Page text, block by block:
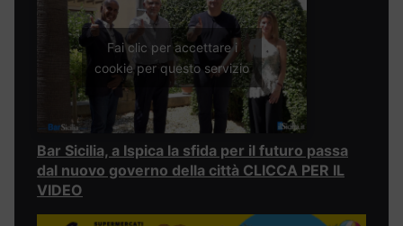
Fai clic per accettare i
cookie per questo servizio
Bar Sicilia, a Ispica la sfida per il futuro passa
dal nuovo governo della città CLICCA PER IL
VIDEO